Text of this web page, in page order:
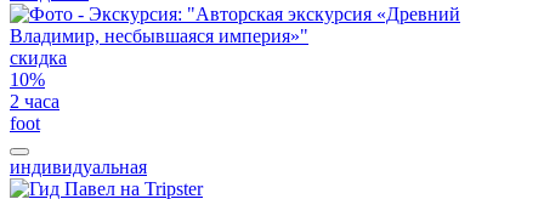
скидка
10%
2 часа
foot
индивидуальная